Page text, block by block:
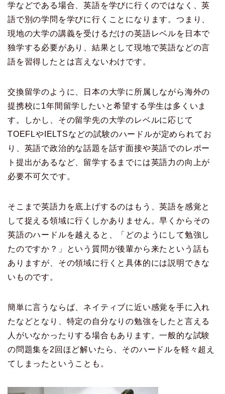
学などである場合、英語を学びに行くのではなく、英
語で別の学問を学びに行くことになります。つまり、
現地の大学の講義を受けるだけの英語レベルを日本で
独学する必要があり、結果として現地で英語などの言
語を習得したとは言えないわけです。
交換留学のように、日本の大学に所属しながら海外の
提携校に1年間留学したいと希望する学生は多くいま
す。しかし、その留学先の大学のレベルに応じて
TOEFLやIELTSなどの試験のハードルが定められてお
り、英語で政治的な話題を話す面接や英語でのレポー
ト提出があるなど、留学するまでには英語力の向上が
必要不可欠です。
そこまで英語力を底上げするのはもう、英語を感覚と
して捉える領域に行くしかありません。早くからその
英語のハードルを越えると、「どのようにして勉強し
たのですか？」という質問が後輩から来たという話も
ありますが、その領域に行くと具体的には説明できな
いものです。
簡単に言うならば、ネイティブに近い感覚を手に入れ
たなどとなり、特定の自分なりの勉強をしたと言える
人がいなかったりする場合もあります。一般的な試験
の問題集を2回ほど解いたら、そのハードルを軽々超え
てしまったということも。